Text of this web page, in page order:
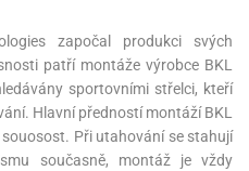
započal produkci svých
patří montáže výrobce BKL
sportovními střelci, kteří
Hlavní předností montáží BKL
Při utahování se stahují
současně, montáž je vždy